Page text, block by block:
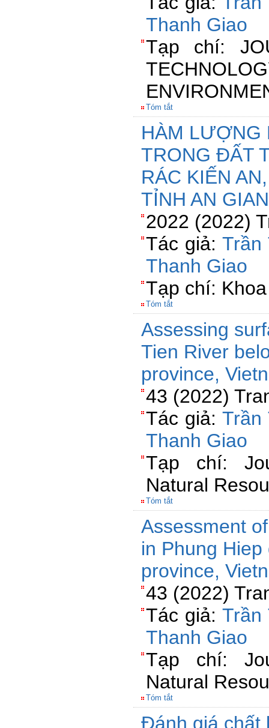
Thanh Giao
Tạp chí:
Tóm tắt
HÀM LƯỢNG
TRONG ĐẤT
RÁC KIẾN
TỈNH AN
2022 (2022)
Tác giả: Trần
Thanh Giao
Tạp chí:
Tóm tắt
Assessing
Tien River
province,
43 (2022)
Tác giả: Trần
Thanh Giao
Tạp chí:
Natural
Tóm tắt
Assessment
in Phung
province,
43 (2022)
Tác giả: Trần
Thanh Giao
Tạp chí:
Natural
Tóm tắt
Đánh giá chất